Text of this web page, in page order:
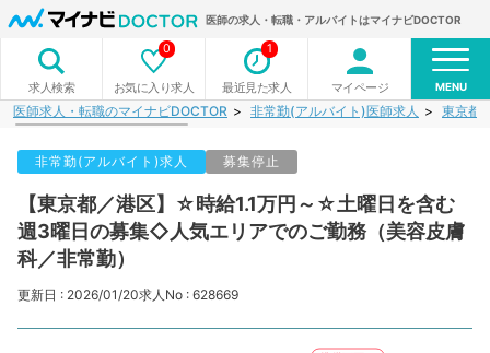
医師の求人・転職・アルバイトはマイナビDOCTOR
求人検索 お気に入り求人
0
最近見た求人
1
マイページ MENU
医師求人・転職のマイナビDOCTOR 非常勤(アルバイト)医師求人 東京都
非常勤(アルバイト)求人 募集停止
【東京都／港区】☆時給1.1万円～☆土曜日を含む
週3曜日の募集◇人気エリアでのご勤務（美容皮膚
科／非常勤）
更新日 : 2026/01/20求人No : 628669